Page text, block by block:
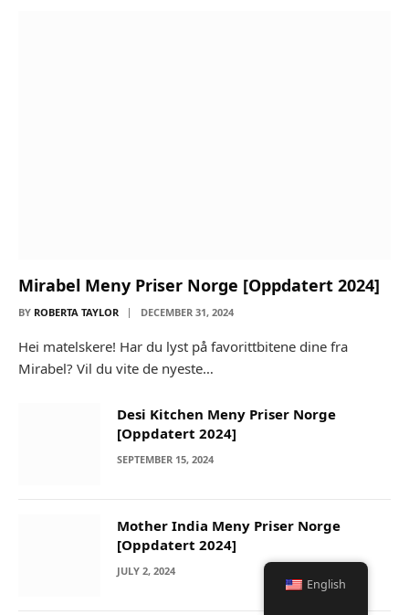
Mirabel Meny Priser Norge [Oppdatert 2024]
BY ROBERTA TAYLOR DECEMBER 31, 2024
Hei matelskere! Har du lyst på favorittbitene dine fra
Mirabel? Vil du vite de nyeste…
Desi Kitchen Meny Priser Norge
[Oppdatert 2024]
SEPTEMBER 15, 2024
Mother India Meny Priser Norge
[Oppdatert 2024]
JULY 2, 2024
English